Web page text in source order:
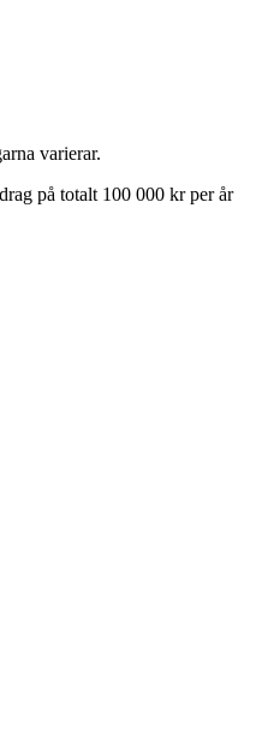
varierar.
på totalt 100 000 kr per år